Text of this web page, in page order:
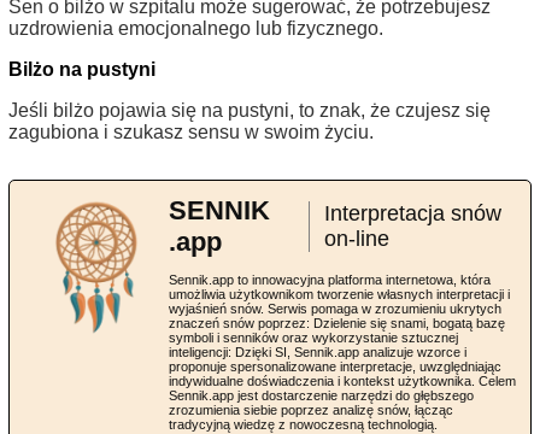
Sen o bilżo w szpitalu może sugerować, że potrzebujesz
uzdrowienia emocjonalnego lub fizycznego.
Bilżo na pustyni
Jeśli bilżo pojawia się na pustyni, to znak, że czujesz się
zagubiona i szukasz sensu w swoim życiu.
SENNIK
.app
Interpretacja snów
on-line
Sennik.app to innowacyjna platforma internetowa, która
umożliwia użytkownikom tworzenie własnych interpretacji i
wyjaśnień snów. Serwis pomaga w zrozumieniu ukrytych
znaczeń snów poprzez: Dzielenie się snami, bogatą bazę
symboli i senników oraz wykorzystanie sztucznej
inteligencji: Dzięki SI, Sennik.app analizuje wzorce i
proponuje spersonalizowane interpretacje, uwzględniając
indywidualne doświadczenia i kontekst użytkownika. Celem
Sennik.app jest dostarczenie narzędzi do głębszego
zrozumienia siebie poprzez analizę snów, łącząc
tradycyjną wiedzę z nowoczesną technologią.